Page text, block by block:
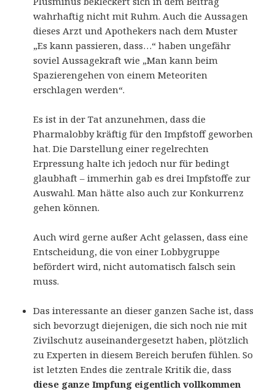
wahrhaftig nicht mit Ruhm. Auch die Aussagen
dieses Arzt und Apothekers nach dem Muster
„Es kann passieren, dass…“ haben ungefähr
soviel Aussagekraft wie „Man kann beim
Spazierengehen von einem Meteoriten
erschlagen werden“.
Es ist in der Tat anzunehmen, dass die
Pharmalobby kräftig für den Impfstoff geworben
hat. Die Darstellung einer regelrechten
Erpressung halte ich jedoch nur für bedingt
glaubhaft – immerhin gab es drei Impfstoffe zur
Auswahl. Man hätte also auch zur Konkurrenz
gehen können.
Auch wird gerne außer Acht gelassen, dass eine
Entscheidung, die von einer Lobbygruppe
befördert wird, nicht automatisch falsch sein
muss.
Das interessante an dieser ganzen Sache ist, dass
sich bevorzugt diejenigen, die sich noch nie mit
Zivilschutz auseinandergesetzt haben, plötzlich
zu Experten in diesem Bereich berufen fühlen. So
ist letzten Endes die zentrale Kritik die, dass
diese ganze Impfung eigentlich vollkommen